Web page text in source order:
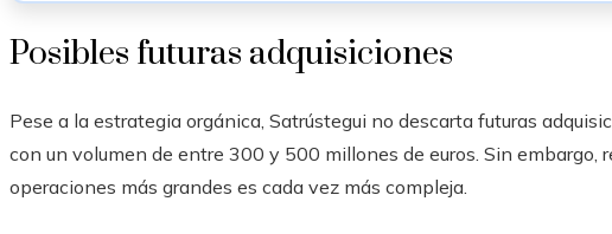
Posibles futuras adquisiciones
Pese a la estrategia orgánica, Satrústegui no descarta futuras
con un volumen de entre 300 y 500 millones de euros. Sin embargo,
operaciones más grandes es cada vez más compleja.